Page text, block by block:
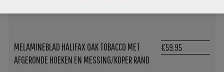
MELAMINEBLAD HALIFAX OAK TOBACCO MET
AFGERONDE HOEKEN EN MESSING/KOPER RAND
€59,95